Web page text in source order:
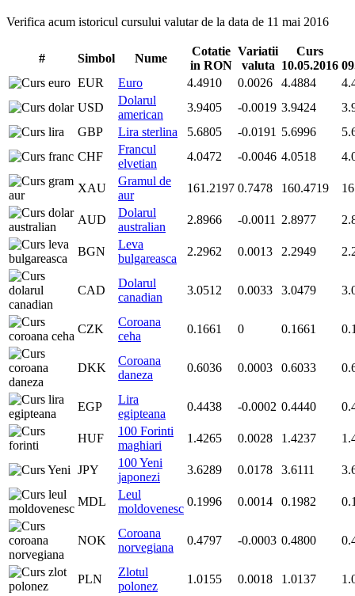
Verifica acum istoricul cursului valutar de la data de 11 mai 2016
# Simbol Nume
Cotatie
in RON
Variatii
valuta
Curs
10.05.2016
EUR
Euro 4.4910 0.0026 4.4884
USD
Dolarul
american
3.9405 -0.0019 3.9424
GBP
Lira sterlina 5.6805 -0.0191 5.6996
CHF
Francul
elvetian
4.0472 -0.0046 4.0518
XAU
Gramul de
aur
161.2197 0.7478 160.4719
AUD
Dolarul
australian
2.8966 -0.0011 2.8977
BGN
Leva
bulgareasca
2.2962 0.0013 2.2949
CAD
Dolarul
canadian
3.0512 0.0033 3.0479
CZK
Coroana
ceha
0.1661 0 0.1661
DKK
Coroana
daneza
0.6036 0.0003 0.6033
EGP
Lira
egipteana
0.4438 -0.0002 0.4440
HUF
100 Forinti
maghiari
1.4265 0.0028 1.4237
JPY
100 Yeni
japonezi
3.6289 0.0178 3.6111
MDL
Leul
moldovenesc
0.1996 0.0014 0.1982
NOK
Coroana
norvegiana
0.4797 -0.0003 0.4800
PLN
Zlotul
polonez
1.0155 0.0018 1.0137